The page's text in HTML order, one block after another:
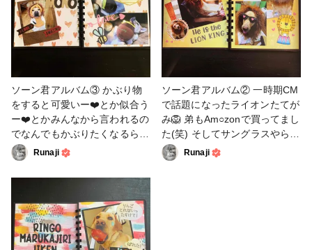
ソーン君アルバム③ かぶり物
をすると可愛いー❤️とか似合う
ー❤️とかみんなから言われるの
でなんでもかぶりたくなるらし
く、我が家のワンコ(小型犬)の
洋服もそれ僕も着れますよ？的
な顔で見てくるので、いやー無
理でしょ😂と思いつつかぶせ
ると…かろうじて顔が…入った
のか？的状態でほら似合うでし
ょ！のドヤ顔！ 右の写真は巨
Runaji
ソーン君アルバム② 一時期CM
で話題になったライオンたてが
み🦁 弟もAm○zonで買ってまし
た(笑) そしてサングラスやら小
物も出してファッションショー
(？)も始まる🤣 想像以上にライ
Runaji